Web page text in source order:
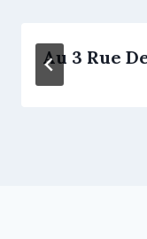
Au 3 Rue